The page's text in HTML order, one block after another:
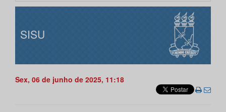
SISU
Sex, 06 de junho de 2025, 11:18